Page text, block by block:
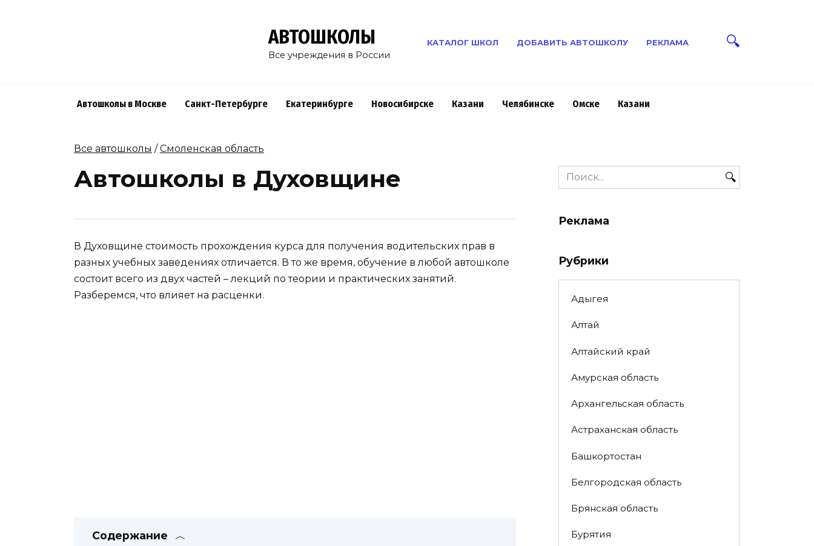
АВТОШКОЛЫ
Все учреждения в России
КАТАЛОГ ШКОЛ ДОБАВИТЬ АВТОШКОЛУ РЕКЛАМА
Автошколы в Москве Санкт-Петербурге Екатеринбурге Новосибирске Казани Челябинске Омске Казани
Все автошколы /Смоленская область
Автошколы в Духовщине
В Духовщине стоимость прохождения курса для получения водительских прав в
разных учебных заведениях отличается. В то же время, обучение в любой автошколе
состоит всего из двух частей – лекций по теории и практических занятий.
Разберемся, что влияет на расценки.
Содержание
Search
for:
Реклама
Рубрики
Адыгея
Алтай
Алтайский край
Амурская область
Архангельская область
Астраханская область
Башкортостан
Белгородская область
Брянская область
Бурятия